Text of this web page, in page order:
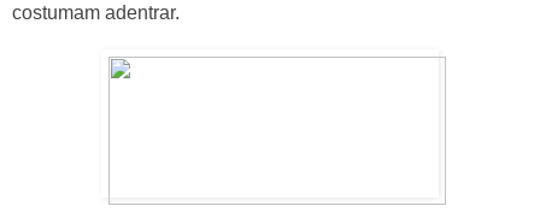
costumam adentrar.